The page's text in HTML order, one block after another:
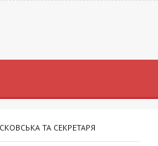
ТА СЕКРЕТАРЯ